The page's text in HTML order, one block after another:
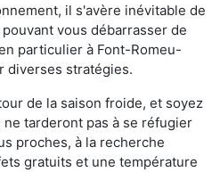
il s'avère inévitable de
vous débarrasser de
particulier à Font-Romeu-
diverses stratégies.
de la saison froide, et soyez
tarderont pas à se réfugier
proches, à la recherche
gratuits et une température